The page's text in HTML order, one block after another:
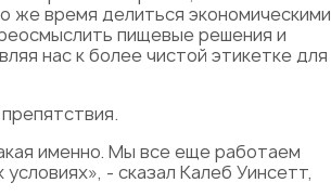
же время делиться экономическими
пищевые решения и
нас к более чистой этикетке для
именно. Мы все еще работаем
- сказал Калеб Уинсетт,